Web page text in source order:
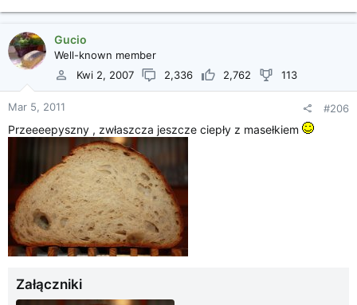
Gucio
Well-known member
Kwi 2, 2007
2,336 2,762 113
Mar 5, 2011 #206
Przeeeepyszny , zwłaszcza jeszcze ciepły z masełkiem
Załączniki